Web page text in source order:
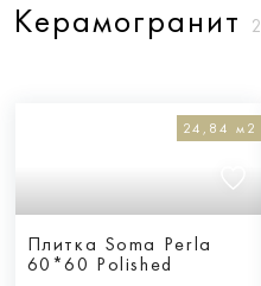
Керамогранит 2
24,84 м2
Плитка Soma Perla
60*60 Polished